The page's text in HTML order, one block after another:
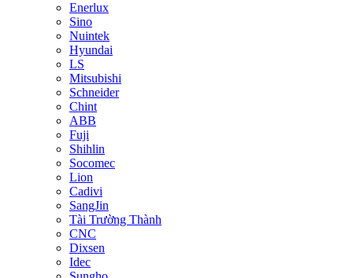
Enerlux
Sino
Nuintek
Hyundai
LS
Mitsubishi
Schneider
Chint
ABB
Fuji
Shihlin
Socomec
Lion
Cadivi
SangJin
Tài Trường Thành
CNC
Dixsen
Idec